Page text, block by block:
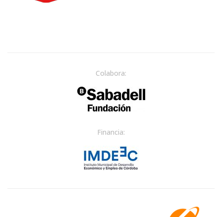
Colabora:
Financia: